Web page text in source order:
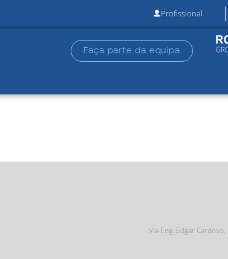
Profissional
Faça parte da equipa
Via Eng. Edgar